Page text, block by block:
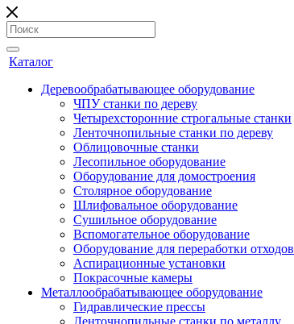
Каталог
Деревообрабатывающее оборудование
ЧПУ станки по дереву
Четырехсторонние строгальные станки
Ленточнопильные станки по дереву
Облицовочные станки
Лесопильное оборудование
Оборудование для домостроения
Столярное оборудование
Шлифовальное оборудование
Сушильное оборудование
Вспомогательное оборудование
Оборудование для переработки отходов
Аспирационные установки
Покрасочные камеры
Металлообрабатывающее оборудование
Гидравлические прессы
Ленточнопильные станки по металлу